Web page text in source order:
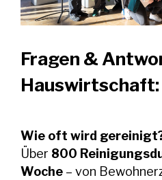
Fragen &
Hauswirtschaft:
Wie oft wird
Über 800
Woche – von